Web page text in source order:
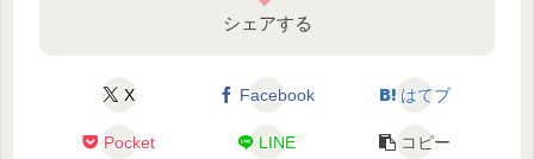
シェアする
X Facebook はてブ
Pocket LINE コピー